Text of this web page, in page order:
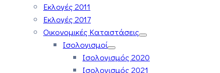
Εκλογές 2011
Εκλογές 2017
Οικονομικές Καταστάσεις
Ισολογισμοί
Ισολογισμός 2020
Ισολογισμός 2021